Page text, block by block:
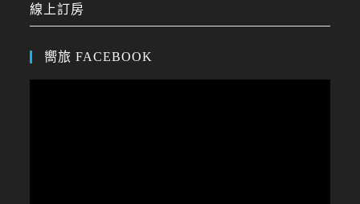
線上訂房
嚮旅 FACEBOOK